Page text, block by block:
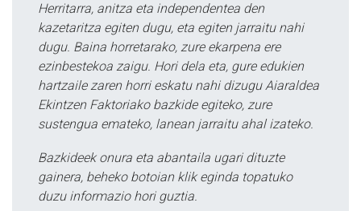
Herritarra, anitza eta independentea den
kazetaritza egiten dugu, eta egiten jarraitu nahi
dugu. Baina horretarako, zure ekarpena ere
ezinbestekoa zaigu. Hori dela eta, gure edukien
hartzaile zaren horri eskatu nahi dizugu Aiaraldea
Ekintzen Faktoriako bazkide egiteko, zure
sustengua emateko, lanean jarraitu ahal izateko.
Bazkideek onura eta abantaila ugari dituzte
gainera, beheko botoian klik eginda topatuko
duzu informazio hori guztia.